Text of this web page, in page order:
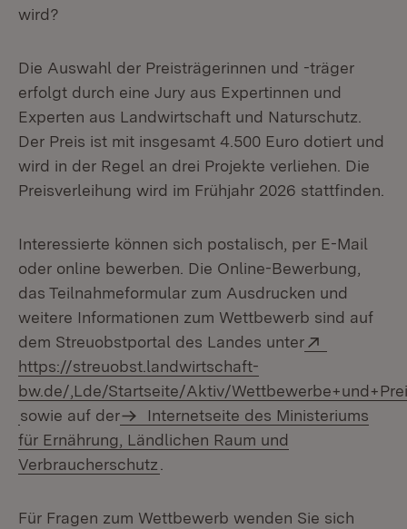
wird?
Die Auswahl der Preisträgerinnen und -träger
erfolgt durch eine Jury aus Expertinnen und
Experten aus Landwirtschaft und Naturschutz.
Der Preis ist mit insgesamt 4.500 Euro dotiert und
wird in der Regel an drei Projekte verliehen. Die
Preisverleihung wird im Frühjahr 2026 stattfinden.
Interessierte können sich postalisch, per E-Mail
oder online bewerben. Die Online-Bewerbung,
das Teilnahmeformular zum Ausdrucken und
weitere Informationen zum Wettbewerb sind auf
dem Streuobstportal des Landes unter
https://streuobst.landwirtschaft-
bw.de/,Lde/Startseite/Aktiv/
(Öffnet in neuem Fenster)
sowie auf der
Internetseite des Ministeriums
für Ernährung, Ländlichen Raum und
Verbraucherschutz
Für Fragen zum Wettbewerb wenden Sie sich